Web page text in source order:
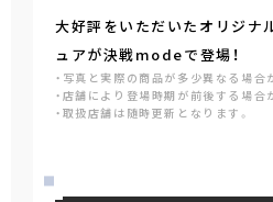
大好評をいただいたオリジナ
ュアが決戦modeで登場！
・写真と実際の商品が多少異なる場合
・店舗により登場時期が前後する場合
・取扱店舗は随時更新となります。